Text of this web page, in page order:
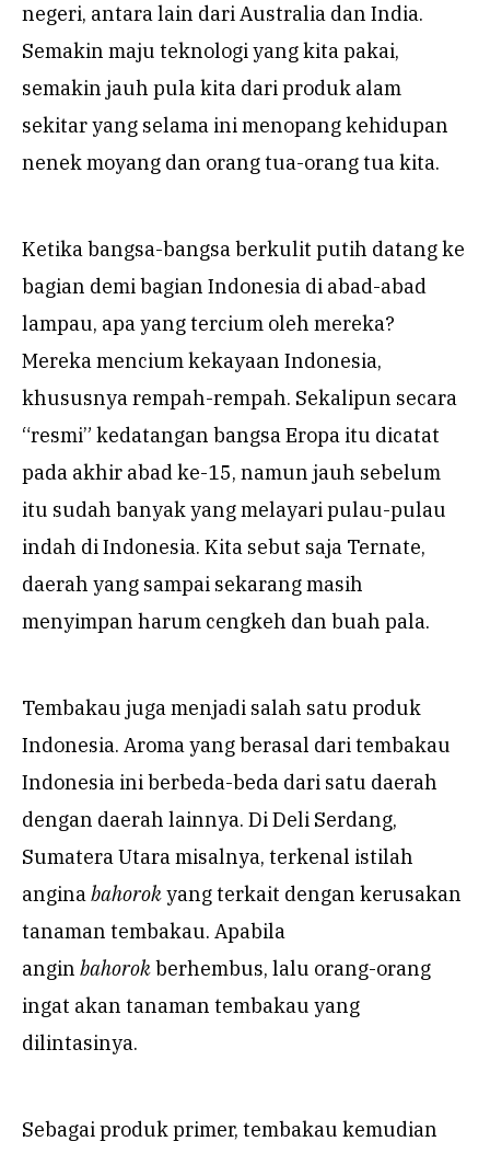
negeri, antara lain dari Australia dan India.
Semakin maju teknologi yang kita pakai,
semakin jauh pula kita dari produk alam
sekitar yang selama ini menopang kehidupan
nenek moyang dan orang tua-orang tua kita.
Ketika bangsa-bangsa berkulit putih datang ke
bagian demi bagian Indonesia di abad-abad
lampau, apa yang tercium oleh mereka?
Mereka mencium kekayaan Indonesia,
khususnya rempah-rempah. Sekalipun secara
“resmi” kedatangan bangsa Eropa itu dicatat
pada akhir abad ke-15, namun jauh sebelum
itu sudah banyak yang melayari pulau-pulau
indah di Indonesia. Kita sebut saja Ternate,
daerah yang sampai sekarang masih
menyimpan harum cengkeh dan buah pala.
Tembakau juga menjadi salah satu produk
Indonesia. Aroma yang berasal dari tembakau
Indonesia ini berbeda-beda dari satu daerah
dengan daerah lainnya. Di Deli Serdang,
Sumatera Utara misalnya, terkenal istilah
anginabahorokyang terkait dengan kerusakan
tanaman tembakau. Apabila
angin bahorokberhembus, lalu orang-orang
ingat akan tanaman tembakau yang
dilintasinya.
Sebagai produk primer, tembakau kemudian